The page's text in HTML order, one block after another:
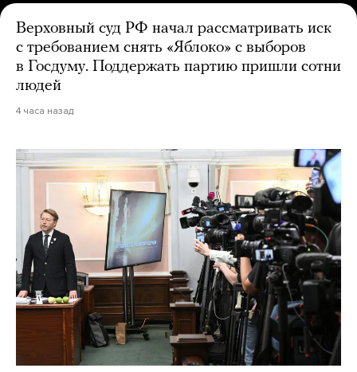
Верховный суд РФ начал рассматривать иск
с требованием снять «Яблоко» с выборов
в Госдуму. Поддержать партию пришли сотни
людей
4 часа назад